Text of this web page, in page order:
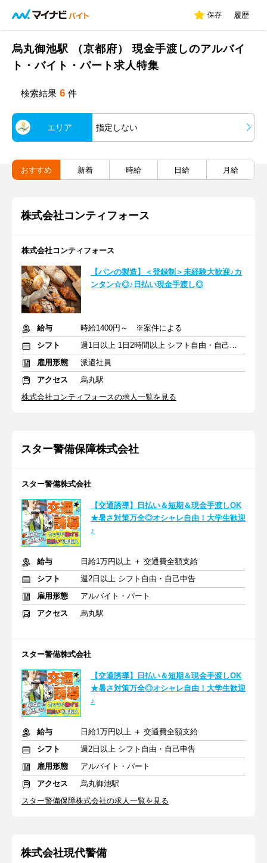
保存 履歴
烏丸御池駅 （京都府） 現金手渡しのアルバイ
ト・バイト・パート求人特集
検索結果 6 件
エリア 指定しない
おすすめ 新着 時給 日給 月給
株式会社コンティフォース
株式会社コンティフォース
【パンの製造】＜登録制＞未経験大歓迎♪カ
ンタン☆◎♪日払い現金手渡し◎
給与
時給1400円～ ※案件による
シフト
週1日以上 1日2時間以上 シフト自由・自己申告
雇用形態
派遣社員
アクセス
烏丸駅
株式会社コンティフォースの求人一覧を見る
スター警備保障株式会社
スター警備株式会社
【交通誘導】日払い＆短期＆現金手渡しOK
★暑さ対策万全◎オシャレ自由！大学生歓迎
♪
給与
日給1万円以上 ＋ 交通費全額支給
シフト
週2日以上 シフト自由・自己申告
雇用形態
アルバイト・パート
アクセス
烏丸駅
スター警備株式会社
【交通誘導】日払い＆短期＆現金手渡しOK
★暑さ対策万全◎オシャレ自由！大学生歓迎
♪
給与
日給1万円以上 ＋ 交通費全額支給
シフト
週2日以上 シフト自由・自己申告
雇用形態
アルバイト・パート
アクセス
烏丸御池駅
スター警備保障株式会社の求人一覧を見る
株式会社現代警備